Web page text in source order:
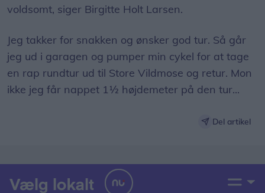
voldsomt, siger Birgitte Holt Larsen.
Jeg takker for snakken og ønsker god tur. Så går
jeg ud i garagen og pumper min cykel for at tage
en rap rundtur ud til Store Vildmose og retur. Mon
ikke jeg får nappet 1½ højdemeter på den tur...
Del artikel